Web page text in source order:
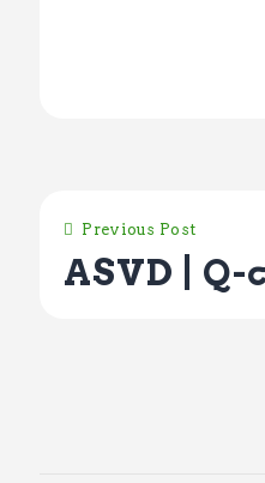
Previous Post
ASVD | Q-